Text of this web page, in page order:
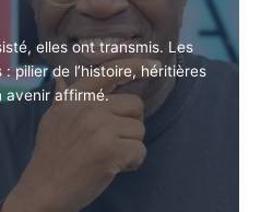
byen
Édito
Caraib
elles ont transmis. Les
pilier de l’histoire,